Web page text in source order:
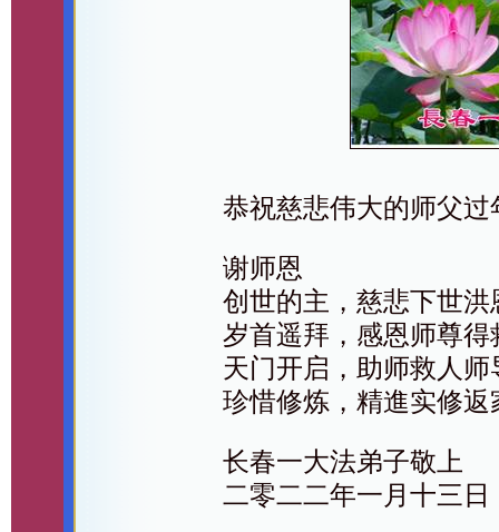
恭祝慈悲伟大的师父过
谢师恩
创世的主，慈悲下世洪
岁首遥拜，感恩师尊得
天门开启，助师救人师
珍惜修炼，精進实修返
长春一大法弟子敬上
二零二二年一月十三日